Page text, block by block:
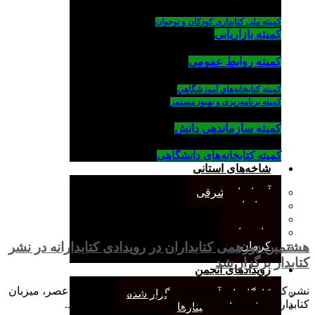
کمیته ملی کتابداری کودکان و نوجوان
کمیته بازاریابی
کمیته روابط عمومی
كميته كتابخانه‌هاي آموزشگاهي
کمیته برنامه‌ریزی و بهبود مستمر
کمیته سازماندهی دانش
کمیته کتابخانه‌های دانشگاهی
شاخه‌های استانی
آذربایجان شرقی
خراسان
مازندران
کرمان
رویدادهای انجمن
کارگاههای آموزشی برگزار شده
همایش‌ها و سمینارها
هشتمین دورهمی کتابداران در رویدادی کتابدارانه در نشر
کتابدار برگزار شد
نشر كتابدار روز سه شنبه 28 شهريورماه از ساعت 5 عصر، میزبان
كتابداران، دانشجويان و ساير فعالان علم اطلاعات شد.